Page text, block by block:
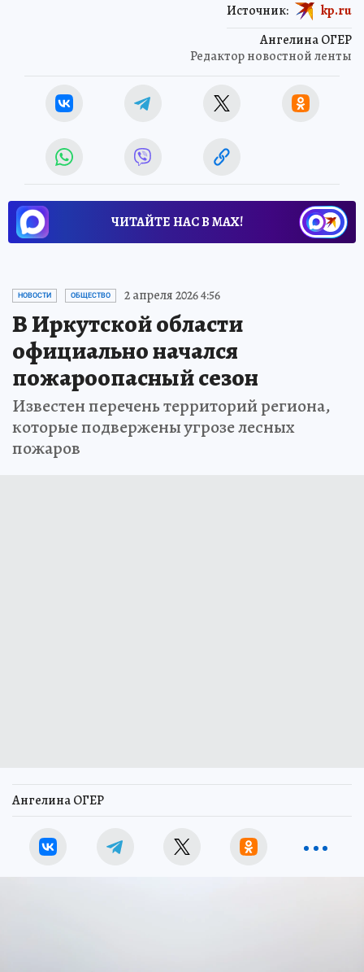
Ангелина ОГЕР
Редактор новостной ленты
Источник: kp.ru
ЧИТАЙТЕ НАС В МАХ!
НОВОСТИ ОБЩЕСТВО 2 апреля 2026 4:56
В Иркутской области
официально начался
пожароопасный сезон
Известен перечень территорий региона,
которые подвержены угрозе лесных
пожаров
Ангелина ОГЕР